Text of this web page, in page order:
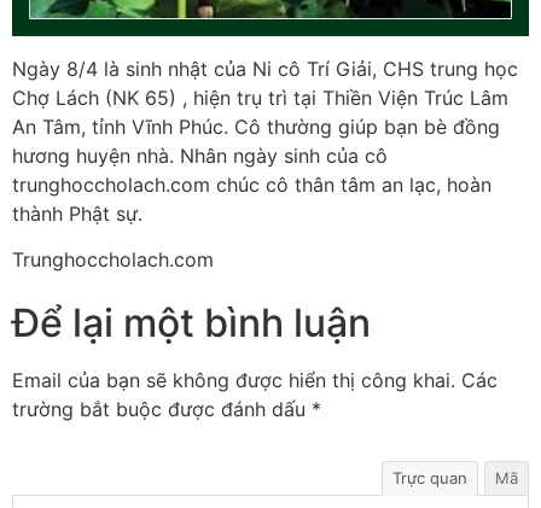
Ngày 8/4 là sinh nhật của Ni cô Trí Giải, CHS trung học
Chợ Lách (NK 65) , hiện trụ trì tại Thiền Viện Trúc Lâm
An Tâm, tỉnh Vĩnh Phúc. Cô thường giúp bạn bè đồng
hương huyện nhà. Nhân ngày sinh của cô
trunghoccholach.com chúc cô thân tâm an lạc, hoàn
thành Phật sự.
Trunghoccholach.com
Để lại một bình luận
Email của bạn sẽ không được hiển thị công khai. Các
trường bắt buộc được đánh dấu *
Trực quan Mã